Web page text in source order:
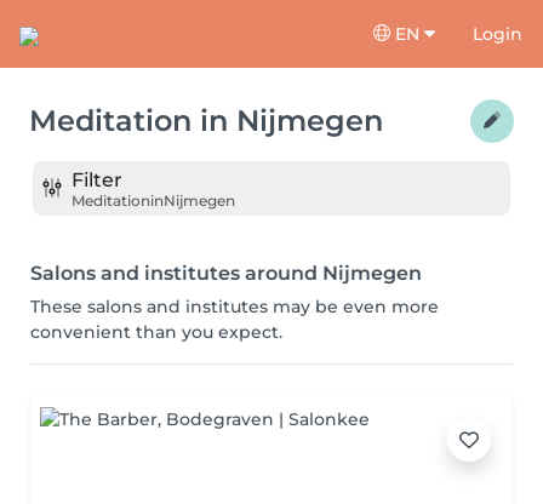
EN Login
Meditation in Nijmegen
Filter
MeditationinNijmegen
Salons and institutes around Nijmegen
These salons and institutes may be even more
convenient than you expect.